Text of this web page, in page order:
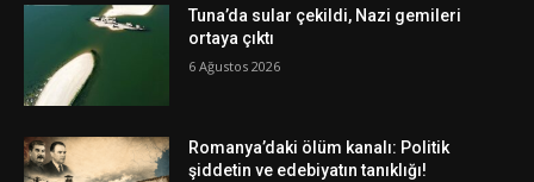
Tuna’da sular çekildi, Nazi gemileri
ortaya çıktı
6 Ağustos 2026
Romanya’daki ölüm kanalı: Politik
şiddetin ve edebiyatın tanıklığı!